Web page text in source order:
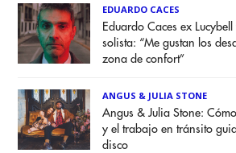
EDUARDO CACES
Eduardo Caces ex
solista: “Me gustan los
zona de confort”
ANGUS & JULIA STONE
Angus & Julia Stone:
y el trabajo en tránsito
disco